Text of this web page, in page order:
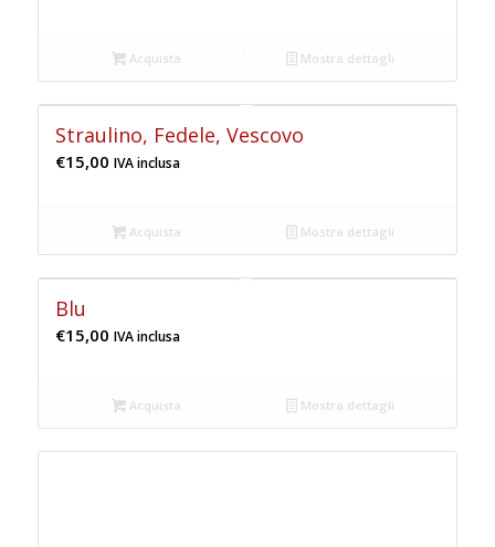
Acquista Mostra dettagli
Straulino, Fedele, Vescovo
€15,00 IVA inclusa
Acquista Mostra dettagli
Blu
€15,00 IVA inclusa
Acquista Mostra dettagli